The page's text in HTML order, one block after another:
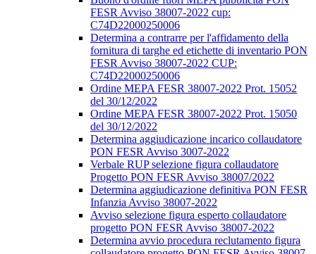
FESR Avviso 38007-2022 cup:
C74D22000250006
Determina a contrarre per l'affidamento della
fornitura di targhe ed etichette di inventario PON
FESR Avviso 38007-2022 CUP:
C74D22000250006
Ordine MEPA FESR 38007-2022 Prot. 15052
del 30/12/2022
Ordine MEPA FESR 38007-2022 Prot. 15050
del 30/12/2022
Determina aggiudicazione incarico collaudatore
PON FESR Avviso 3007-2022
Verbale RUP selezione figura collaudatore
Progetto PON FESR Avviso 38007/2022
Determina aggiudicazione definitiva PON FESR
Infanzia Avviso 38007-2022
Avviso selezione figura esperto collaudatore
progetto PON FESR Avviso 38007-2022
Determina avvio procedura reclutamento figura